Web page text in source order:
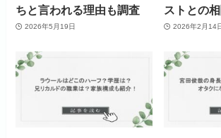
ちと言われる理由も調査
2026年5月19日
ストとの
2026年2月14